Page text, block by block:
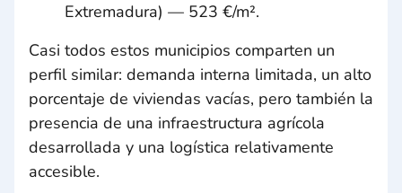
Extremadura) — 523 €/m².
Casi todos estos municipios comparten un
perfil similar: demanda interna limitada, un alto
porcentaje de viviendas vacías, pero también la
presencia de una infraestructura agrícola
desarrollada y una logística relativamente
accesible.